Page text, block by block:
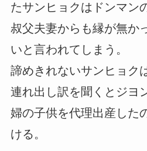
たサンヒョクはドンマン
叔父夫妻からも縁が無か
いと言われてしまう。
諦めきれないサンヒョク
連れ出し訳を聞くとジヨ
婦の子供を代理出産した
ける。